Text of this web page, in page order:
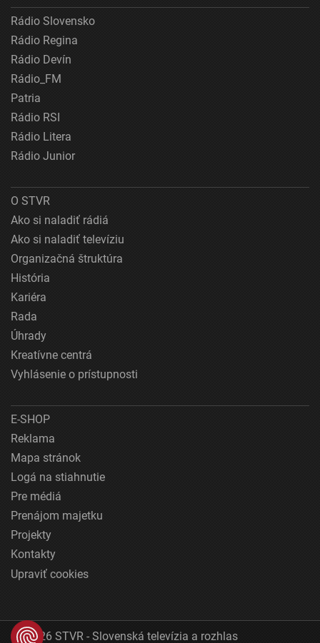
Rádio Slovensko
Rádio Regina
Rádio Devín
Rádio_FM
Patria
Rádio RSI
Rádio Litera
Rádio Junior
O STVR
Ako si naladiť rádiá
Ako si naladiť televíziu
Organizačná štruktúra
História
Kariéra
Rada
Úhrady
Kreatívne centrá
Vyhlásenie o prístupnosti
E-SHOP
Reklama
Mapa stránok
Logá na stiahnutie
Pre médiá
Prenájom majetku
Projekty
Kontakty
Upraviť cookies
© 2026 STVR - Slovenská televízia a rozhlas